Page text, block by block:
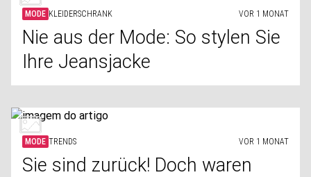
MODE KLEIDERSCHRANK VOR 1 MONAT
Nie aus der Mode: So stylen Sie
Ihre Jeansjacke
MODE TRENDS VOR 1 MONAT
Sie sind zurück! Doch waren